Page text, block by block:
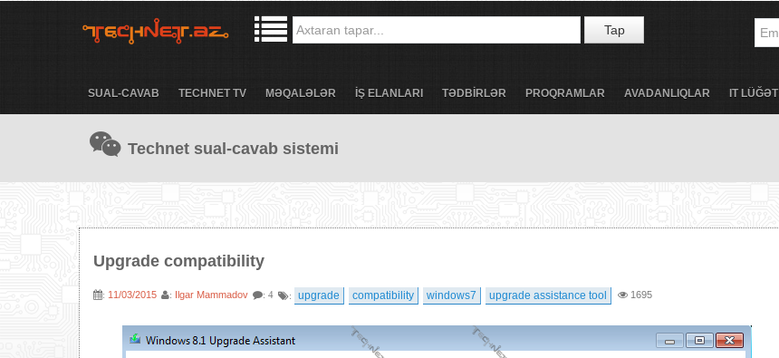
Tap
SUAL-CAVAB TECHNET TV MƏQALƏLƏR İŞ ELANLARI TƏDBİRLƏR PROQRAMLAR AVADANLIQLAR IT LÜĞƏT
Technet sual-cavab sistemi
Upgrade compatibility
: 11/03/2015 : Ilgar Mammadov : 4 : upgrade compatibility windows7 upgrade assistance tool 1695